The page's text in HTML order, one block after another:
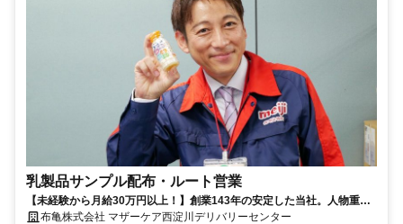
乳製品サンプル配布・ルート営業
【未経験から月給30万円以上！】創業143年の安定した当社。人物重
視・年齢学歴不問です！
布亀株式会社 マザーケア西淀川デリバリーセンター